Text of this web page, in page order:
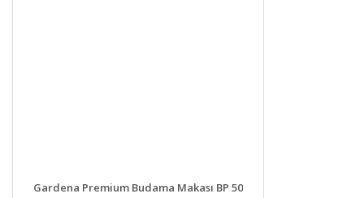
DETAYLAR
Gardena Premium Budama Makası BP 50